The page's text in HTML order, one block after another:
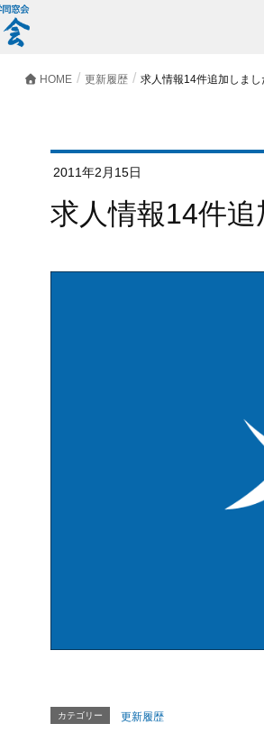
HOME 更新履歴 求人情報14件追加しまし
2011年2月15日
求人情報14件
カテゴリー 更新履歴